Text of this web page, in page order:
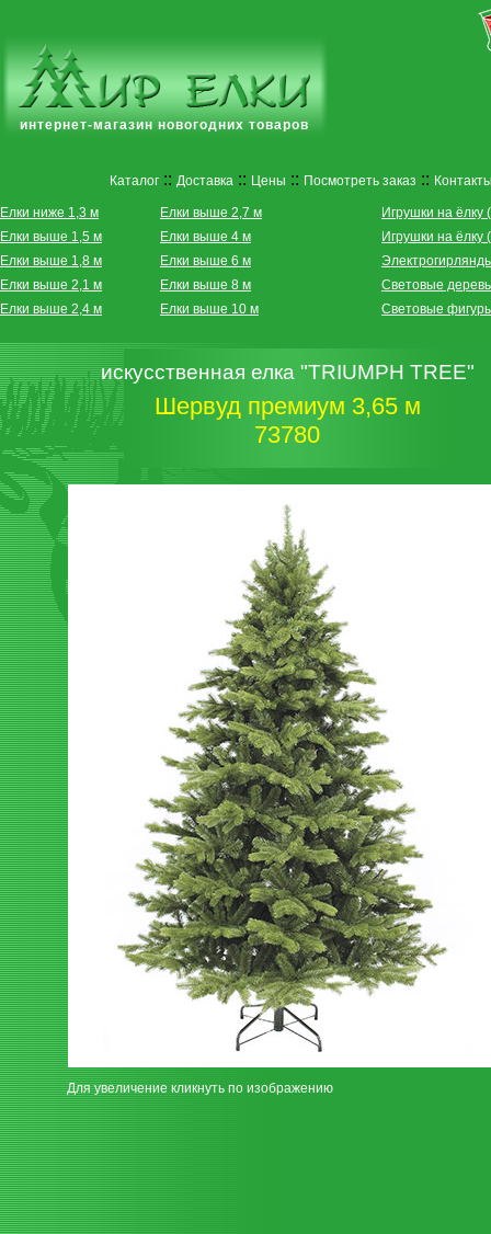
интернет-магазин новогодних товаров
Каталог :: Доставка :: Цены :: Посмотреть заказ ::
Елки ниже 1,3 м
Елки выше 1,5 м
Елки выше 1,8 м
Елки выше 2,1 м
Елки выше 2,4 м
Елки выше 2,7 м
Елки выше 4 м
Елки выше 6 м
Елки выше 8 м
Елки выше 10 м
Игрушки на ёлку
Игрушки на ёлку
Световые
Световые
искусственная елка "TRIUMPH TREE"
Шервуд премиум 3,65 м
73780
Для увеличение кликнуть по изображению